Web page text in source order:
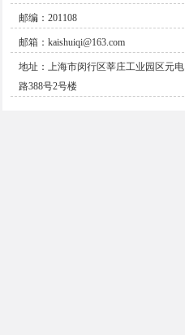
邮编：201108
邮箱：kaishuiqi@163.com
地址：上海市闵行区莘庄工业园区元电
路388号2号楼